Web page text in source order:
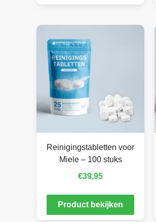
Reinigingstabletten voor
Miele – 100 stuks
€39,95
Product bekijken